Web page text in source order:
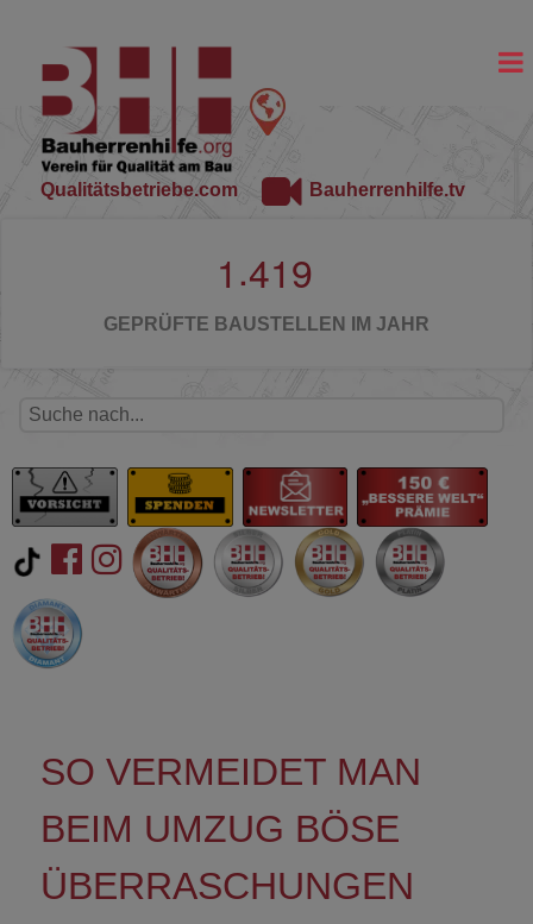
Qualitätsbetriebe.com Bauherrenhilfe.tv
1 .419
GEPRÜFTE BAUSTELLEN IM JAHR
SO VERMEIDET MAN
BEIM UMZUG BÖSE
ÜBERRASCHUNGEN